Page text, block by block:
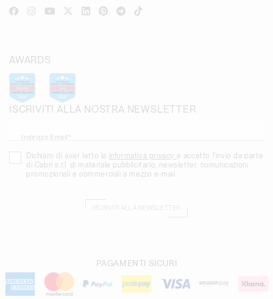
ISCRIVITI ALLA NOSTRA NEWSLETTER
Indirizzo Email*
Dichiaro di aver letto la informativa privacy e accetto l'invio da parte
di Capri s.r.l. di materiale pubblicitario, newsletter, comunicazioni
promozionali e commerciali a mezzo e-mail
AWARDS
PAGAMENTI SICURI